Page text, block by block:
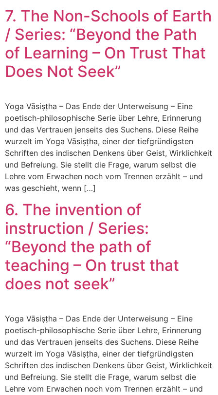
7. The Non-Schools of Earth
/ Series: “Beyond the Path
of Learning – On Trust That
Does Not Seek”
Yoga Vāsiṣṭha – Das Ende der Unterweisung – Eine
poetisch-philosophische Serie über Lehre, Erinnerung
und das Vertrauen jenseits des Suchens. Diese Reihe
wurzelt im Yoga Vāsiṣṭha, einer der tiefgründigsten
Schriften des indischen Denkens über Geist, Wirklichkeit
und Befreiung. Sie stellt die Frage, warum selbst die
Lehre vom Erwachen noch vom Trennen erzählt – und
was geschieht, wenn […]
6. The invention of
instruction / Series:
“Beyond the path of
teaching – On trust that
does not seek”
Yoga Vāsiṣṭha – Das Ende der Unterweisung – Eine
poetisch-philosophische Serie über Lehre, Erinnerung
und das Vertrauen jenseits des Suchens. Diese Reihe
wurzelt im Yoga Vāsiṣṭha, einer der tiefgründigsten
Schriften des indischen Denkens über Geist, Wirklichkeit
und Befreiung. Sie stellt die Frage, warum selbst die
Lehre vom Erwachen noch vom Trennen erzählt – und